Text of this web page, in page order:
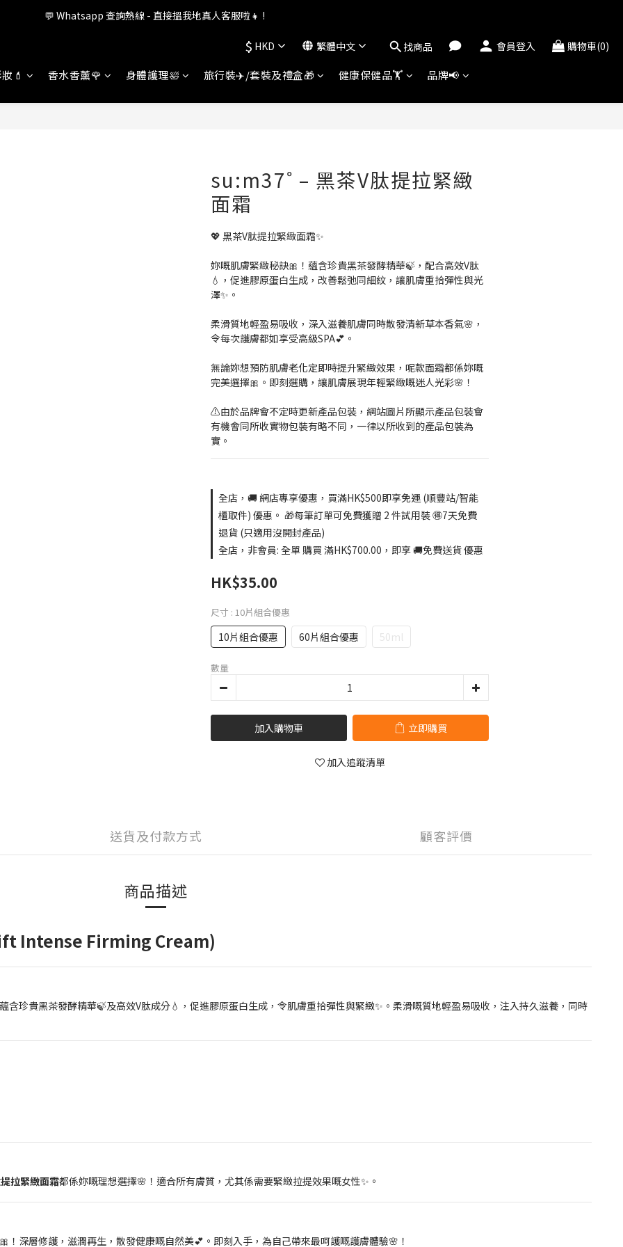
會員權益升級中✨ 新福利即將公布💝敬請期待2026!
💬 Whatsapp 查詢熱線 - 直接搵我地真人客服啦👧 !
會員權益升級中✨ 新福利即將公布💝敬請期待2026!
$ HKD 繁體中文 找商品 會員登入 購物車(0)
💄 香水香薰🌹 身體護理🛀 旅行裝✈️/套裝及禮盒🎁 健康保健品🏋️ 品牌📢
su:m37˚ – 黑茶V肽提拉緊緻
面霜
💖 黑茶V肽提拉緊緻面霜✨
妳嘅肌膚緊緻秘訣🎀！蘊含珍貴黑茶發酵精華🍃，配合高效V肽
💧，促進膠原蛋白生成，改善鬆弛同細紋，讓肌膚重拾彈性與光
澤✨。
柔滑質地輕盈易吸收，深入滋養肌膚同時散發清新草本香氣🌸，
令每次護膚都如享受高級SPA💕。
無論妳想預防肌膚老化定即時提升緊緻效果，呢款面霜都係妳嘅
完美選擇🎀。即刻選購，讓肌膚展現年輕緊緻嘅迷人光彩🌸！
⚠️由於品牌會不定時更新產品包裝，網站圖片所顯示產品包裝會
有機會同所收實物包裝有略不同，一律以所收到的產品包裝為
實。
全店，🚚 網店專享優惠，買滿HK$500即享免運 (順豐站/智能
櫃取件) 優惠。 🎁每筆訂單可免費獲贈 2 件試用裝 🉐7天免費
退貨 (只適用沒開封產品)
全店，非會員: 全單 購買 滿HK$700.00，即享 🚚免費送貨 優惠
HK$35.00
尺寸 : 10片組合優惠
10片組合優惠 60片組合優惠 50ml
數量
加入購物車 立即購買
加入追蹤清單
送貨及付款方式 顧客評價
商品描述
Intense Firming Cream)
含珍貴黑茶發酵精華🍃及高效V肽成分💧，促進膠原蛋白生成，令肌膚重拾彈性與緊緻✨。柔滑嘅質地輕盈易吸收，注入持久滋養，同時
拉緊緻面霜都係妳嘅理想選擇🌸！適合所有膚質，尤其係需要緊緻拉提效果嘅女性✨。
！深層修護，滋潤再生，散發健康嘅自然美💕。即刻入手，為自己帶來最呵護嘅護膚體驗🌸！